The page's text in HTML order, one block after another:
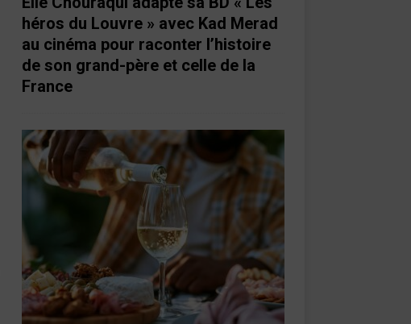
héros du Louvre » avec Kad Merad
au cinéma pour raconter l’histoire
de son grand-père et celle de la
France